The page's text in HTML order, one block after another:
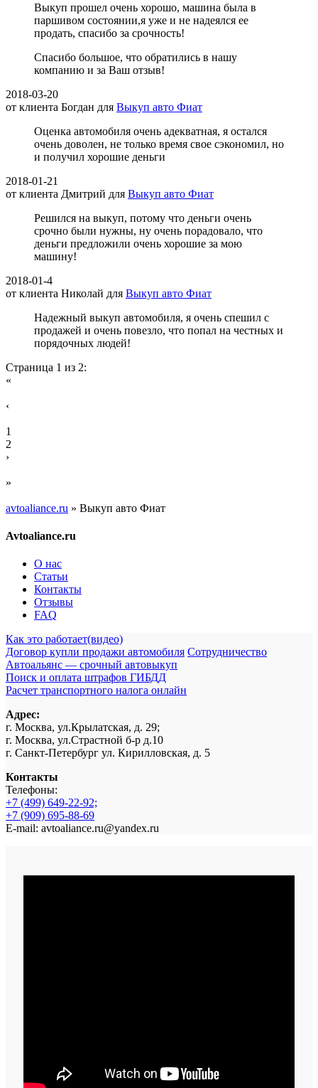
Выкуп прошел очень хорошо, машина была в
паршивом состоянии,я уже и не надеялся ее
продать, спасибо за срочность!
Спасибо большое, что обратились в нашу
компанию и за Ваш отзыв!
2018-03-20
от клиента Богдан для Выкуп авто Фиат
Оценка автомобиля очень адекватная, я остался
очень доволен, не только время свое сэкономил, но
и получил хорошие деньги
2018-01-21
от клиента Дмитрий для Выкуп авто Фиат
Решился на выкуп, потому что деньги очень
срочно были нужны, ну очень порадовало, что
деньги предложили очень хорошие за мою
машину!
2018-01-4
от клиента Николай для Выкуп авто Фиат
Надежный выкуп автомобиля, я очень спешил с
продажей и очень повезло, что попал на честных и
порядочных людей!
Страница 1 из 2:
«
‹
1
2
›
»
avtoaliance.ru » Выкуп авто Фиат
Avtoaliance.ru
О нас
Статьи
Контакты
Отзывы
FAQ
Как это работает(видео)
Договор купли продажи автомобиля Сотрудничество
Автоальянс — срочный автовыкуп
Поиск и оплата штрафов ГИБДД
Расчет транспортного налога онлайн
Адрес:
г. Москва, ул.Крылатская, д. 29;
г. Москва, ул.Страстной б-р д.10
г. Санкт-Петербург ул. Кирилловская, д. 5
Контакты
Телефоны:
+7 (499) 649-22-92;
+7 (909) 695-88-69
E-mail: avtoaliance.ru@yandex.ru